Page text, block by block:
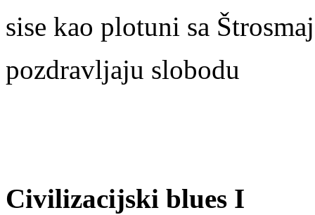
sise kao plotuni sa
pozdravljaju slobodu
Civilizacijski blues I